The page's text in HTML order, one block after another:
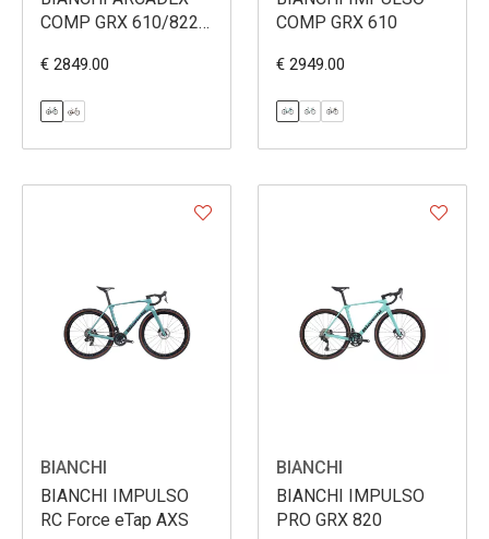
COMP GRX 610/822
€ 2849.00
COMP GRX 610
€ 2949.00
BIANCHI
BIANCHI IMPULSO
RC Force eTap AXS
BIANCHI
BIANCHI IMPULSO
PRO GRX 820